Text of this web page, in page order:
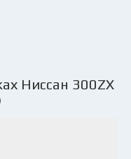
Ниссан 300ZX